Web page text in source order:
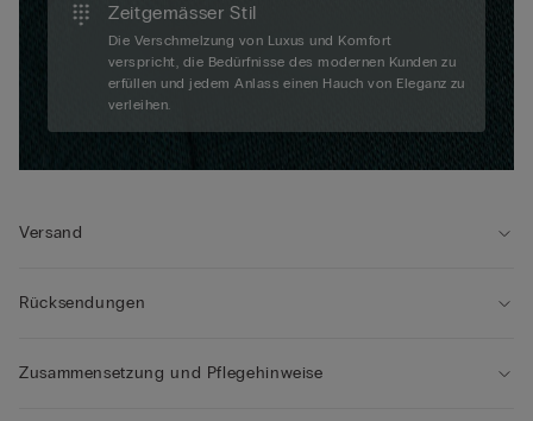
Zeitgemässer Stil
Die Verschmelzung von Luxus und Komfort
verspricht, die Bedürfnisse des modernen Kunden zu
erfüllen und jedem Anlass einen Hauch von Eleganz zu
verleihen.
Versand
Rücksendungen
Zusammensetzung und Pflegehinweise